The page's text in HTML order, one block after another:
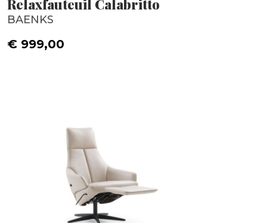
Relaxfauteuil Calabritto
BAENKS
€ 999,00